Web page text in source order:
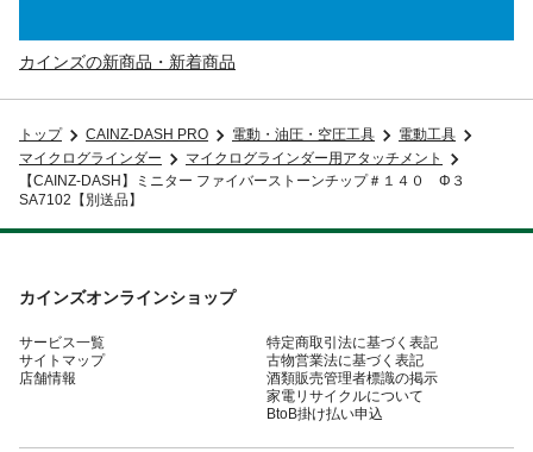
カインズの新商品・新着商品
トップ CAINZ-DASH PRO 電動・油圧・空圧工具
電動工具
マイクログラインダー
マイクログラインダー用アタッチメント
【CAINZ-DASH】ミニター ファイバーストーンチップ＃１４０ Φ３
SA7102【別送品】
カインズオンラインショップ
サービス一覧
サイトマップ
店舗情報
特定商取引法に基づく表記
古物営業法に基づく表記
酒類販売管理者標識の掲示
家電リサイクルについて
BtoB掛け払い申込